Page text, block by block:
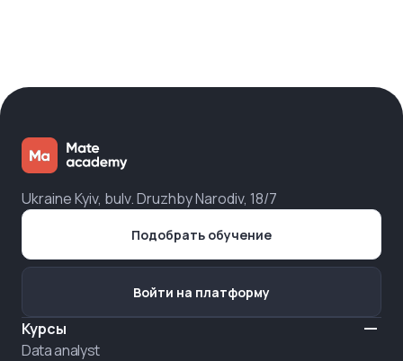
Ukraine Kyiv, bulv. Druzhby Narodiv, 18/7
Курсы
Data analyst
Подобрать обучение
Войти на платформу